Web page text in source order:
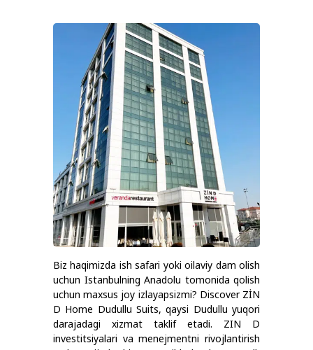
Biz haqimizda ish safari yoki oilaviy dam olish
uchun Istanbulning Anadolu tomonida qolish
uchun maxsus joy izlayapsizmi? Discover ZİN
D Home Dudullu Suits, qaysi Dudullu yuqori
darajadagi xizmat taklif etadi. ZIN D
investitsiyalari va menejmentni rivojlantirish